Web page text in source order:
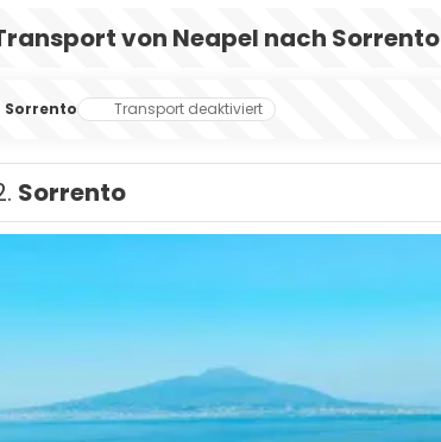
von Neapel nach Sorrento
Sorrento Transport deaktiviert
Sorrento